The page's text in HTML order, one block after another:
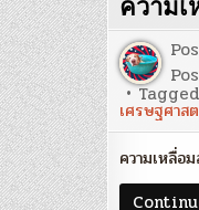
ความ
Tagged
เศรษฐศาส
ความเหลื่อ